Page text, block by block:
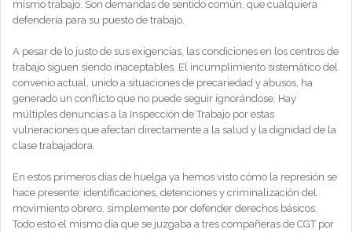
mismo trabajo. Son demandas de sentido común, que cualquiera
defendería para su puesto de trabajo.
A pesar de lo justo de sus exigencias, las condiciones en los centros de
trabajo siguen siendo inaceptables. El incumplimiento sistemático del
convenio actual, unido a situaciones de precariedad y abusos, ha
generado un conflicto que no puede seguir ignorándose. Hay
múltiples denuncias a la Inspección de Trabajo por estas
vulneraciones que afectan directamente a la salud y la dignidad de la
clase trabajadora.
En estos primeros días de huelga ya hemos visto cómo la represión se
hace presente: identificaciones, detenciones y criminalización del
movimiento obrero, simplemente por defender derechos básicos.
Todo esto el mismo día que se juzgaba a tres compañeras de CGT por